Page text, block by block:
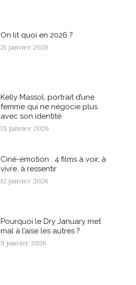
On lit quoi en 2026 ?
21 janvier 2026
Kelly Massol, portrait d’une
femme qui ne négocie plus
avec son identité
15 janvier 2026
Ciné-émotion : 4 films à voir, à
vivre, à ressentir
12 janvier 2026
Pourquoi le Dry January met
mal à l’aise les autres ?
9 janvier 2026